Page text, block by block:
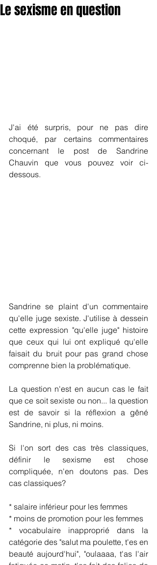
Le sexisme en question
J'ai été surpris, pour ne pas dire
choqué, par certains commentaires
concernant le post de Sandrine
Chauvin que vous pouvez voir ci-
dessous.
Sandrine se plaint d'un commentaire
qu'elle juge sexiste. J'utilise à dessein
cette expression "qu'elle juge" histoire
que ceux qui lui ont expliqué qu'elle
faisait du bruit pour pas grand chose
comprenne bien la problématique.
La question n'est en aucun cas le fait
que ce soit sexiste ou non... la question
est de savoir si la réflexion a gêné
Sandrine, ni plus, ni moins.
Si l'on sort des cas très classiques,
définir le sexisme est chose
compliquée, n'en doutons pas. Des
cas classiques?
* salaire inférieur pour les femmes
* moins de promotion pour les femmes
* vocabulaire inapproprié dans la
catégorie des "salut ma poulette, t'es en
beauté aujourd'hui", "oulaaaa, t'as l'air